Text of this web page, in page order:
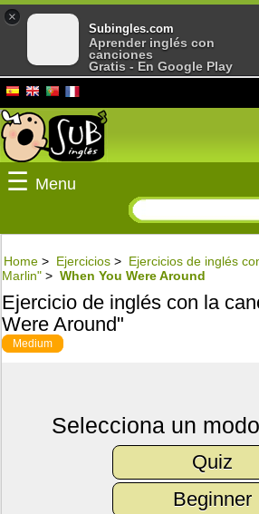
☰ Menu
Home > Ejercicios > Ejercicios de inglés
Marlin" > When You Were Around
Ejercicio de inglés con la
Were Around"
Medium
Selecciona un
Quiz
Beginner
×
Subingles.com
Aprender inglés con
canciones
Gratis - En Google Play